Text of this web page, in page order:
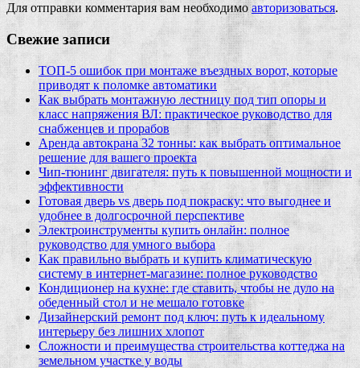
Для отправки комментария вам необходимоавторизоваться.
Свежие записи
ТОП-5 ошибок при монтаже въездных ворот, которые
приводят к поломке автоматики
Как выбрать монтажную лестницу под тип опоры и
класс напряжения ВЛ: практическое руководство для
снабженцев и прорабов
Аренда автокрана 32 тонны: как выбрать оптимальное
решение для вашего проекта
Чип‑тюнинг двигателя: путь к повышенной мощности и
эффективности
Готовая дверь vs дверь под покраску: что выгоднее и
удобнее в долгосрочной перспективе
Электроинструменты купить онлайн: полное
руководство для умного выбора
Как правильно выбрать и купить климатическую
систему в интернет‑магазине: полное руководство
Кондиционер на кухне: где ставить, чтобы не дуло на
обеденный стол и не мешало готовке
Дизайнерский ремонт под ключ: путь к идеальному
интерьеру без лишних хлопот
Сложности и преимущества строительства коттеджа на
земельном участке у воды